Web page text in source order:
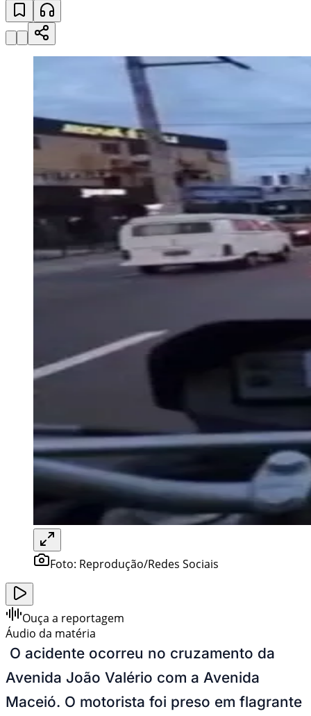
Foto: Reprodução/Redes Sociais
Ouça a reportagem
Áudio da matéria
O acidente ocorreu no cruzamento da
Avenida João Valério com a Avenida
Maceió. O motorista foi preso em flagrante